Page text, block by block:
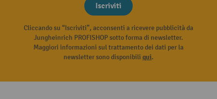
Iscriviti
Cliccando su “Iscriviti”, acconsenti a ricevere pubblicità da
Jungheinrich PROFISHOP sotto forma di newsletter.
Maggiori informazioni sul trattamento dei dati per la
newsletter sono disponibili qui.